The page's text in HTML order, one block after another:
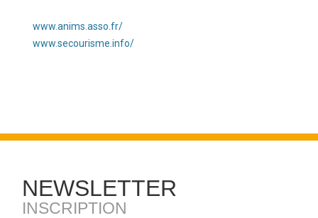
www.anims.asso.fr/
www.secourisme.info/
NEWSLETTER
INSCRIPTION